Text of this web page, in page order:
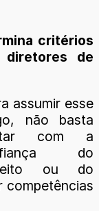
critérios
diretores de
assumir esse
não basta
com a
do
ou do
competências